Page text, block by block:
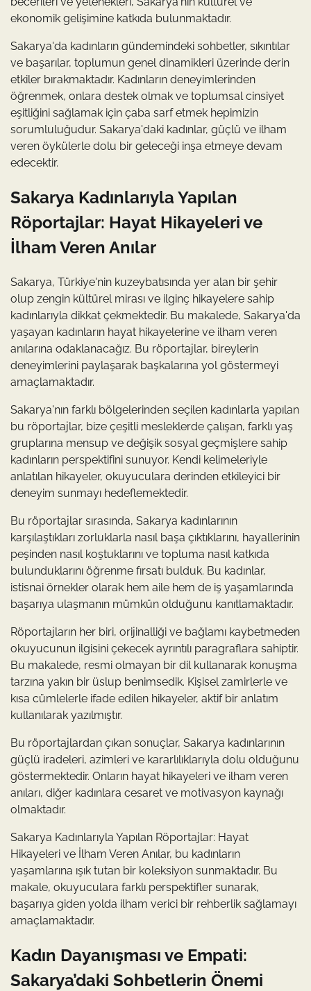
ekonomik gelişimine katkıda bulunmaktadır.
Sakarya'da kadınların gündemindeki sohbetler, sıkıntılar
ve başarılar, toplumun genel dinamikleri üzerinde derin
etkiler bırakmaktadır. Kadınların deneyimlerinden
öğrenmek, onlara destek olmak ve toplumsal cinsiyet
eşitliğini sağlamak için çaba sarf etmek hepimizin
sorumluluğudur. Sakarya'daki kadınlar, güçlü ve ilham
veren öykülerle dolu bir geleceği inşa etmeye devam
edecektir.
Sakarya Kadınlarıyla Yapılan
Röportajlar: Hayat Hikayeleri ve
İlham Veren Anılar
Sakarya, Türkiye'nin kuzeybatısında yer alan bir şehir
olup zengin kültürel mirası ve ilginç hikayelere sahip
kadınlarıyla dikkat çekmektedir. Bu makalede, Sakarya'da
yaşayan kadınların hayat hikayelerine ve ilham veren
anılarına odaklanacağız. Bu röportajlar, bireylerin
deneyimlerini paylaşarak başkalarına yol göstermeyi
amaçlamaktadır.
Sakarya'nın farklı bölgelerinden seçilen kadınlarla yapılan
bu röportajlar, bize çeşitli mesleklerde çalışan, farklı yaş
gruplarına mensup ve değişik sosyal geçmişlere sahip
kadınların perspektifini sunuyor. Kendi kelimeleriyle
anlatılan hikayeler, okuyuculara derinden etkileyici bir
deneyim sunmayı hedeflemektedir.
Bu röportajlar sırasında, Sakarya kadınlarının
karşılaştıkları zorluklarla nasıl başa çıktıklarını, hayallerinin
peşinden nasıl koştuklarını ve topluma nasıl katkıda
bulunduklarını öğrenme fırsatı bulduk. Bu kadınlar,
istisnai örnekler olarak hem aile hem de iş yaşamlarında
başarıya ulaşmanın mümkün olduğunu kanıtlamaktadır.
Röportajların her biri, orijinalliği ve bağlamı kaybetmeden
okuyucunun ilgisini çekecek ayrıntılı paragraflara sahiptir.
Bu makalede, resmi olmayan bir dil kullanarak konuşma
tarzına yakın bir üslup benimsedik. Kişisel zamirlerle ve
kısa cümlelerle ifade edilen hikayeler, aktif bir anlatım
kullanılarak yazılmıştır.
Bu röportajlardan çıkan sonuçlar, Sakarya kadınlarının
güçlü iradeleri, azimleri ve kararlılıklarıyla dolu olduğunu
göstermektedir. Onların hayat hikayeleri ve ilham veren
anıları, diğer kadınlara cesaret ve motivasyon kaynağı
olmaktadır.
Sakarya Kadınlarıyla Yapılan Röportajlar: Hayat
Hikayeleri ve İlham Veren Anılar, bu kadınların
yaşamlarına ışık tutan bir koleksiyon sunmaktadır. Bu
makale, okuyuculara farklı perspektifler sunarak,
başarıya giden yolda ilham verici bir rehberlik sağlamayı
amaçlamaktadır.
Kadın Dayanışması ve Empati:
Sakarya’daki Sohbetlerin Önemi